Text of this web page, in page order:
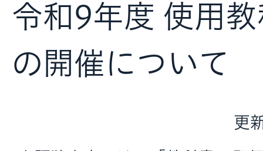
令和9年度 使用
の開催について
更